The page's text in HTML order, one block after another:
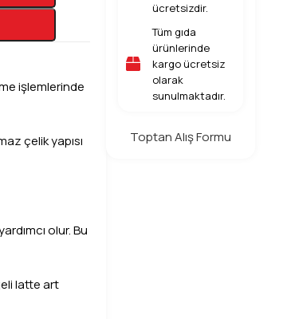
işlemlerinde
çelik yapısı
olur. Bu
latte art
ücretsizdir.
Tüm gıda
ürünlerinde
kargo ücretsiz
olarak
sunulmaktadır.
Toptan Alış Formu